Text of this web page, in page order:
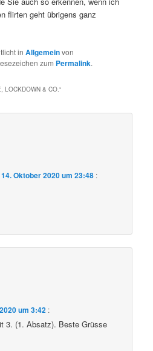
flirten geht übrigens ganz
inAllgemeinvon
zum Permalink.
LOCKDOWN & CO.“
14. Oktober 2020 um 23:48 :
um 3:42 :
3. (1. Absatz). Beste Grüsse